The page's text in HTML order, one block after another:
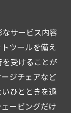
サービス内容
ツールを備え
受けることが
ジチェアなど
ひとときを過
ービングだけ